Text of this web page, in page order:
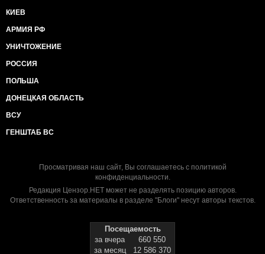
КИЕВ
АРМИЯ РФ
УНИЧТОЖЕНИЕ
РОССИЯ
ПОЛЬША
ДОНЕЦКАЯ ОБЛАСТЬ
ВСУ
ГЕНШТАБ ВС
Просматривая наш сайт, Вы соглашаетесь с политикой
конфиденциальности.
Редакция Цензор.НЕТ может не разделять позицию авторов.
Ответственность за материалы в разделе "Блоги" несут авторы текстов.
Посещаемость
за вчера
660 550
за месяц
12 586 370